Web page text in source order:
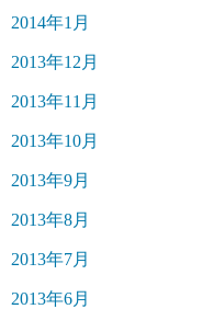
2014年1月
2013年12月
2013年11月
2013年10月
2013年9月
2013年8月
2013年7月
2013年6月